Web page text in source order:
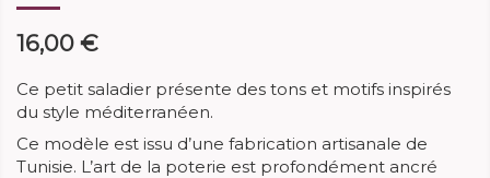
16,00 €
Ce petit saladier présente des tons et motifs inspirés
du style méditerranéen.
Ce modèle est issu d’une fabrication artisanale de
Tunisie. L’art de la poterie est profondément ancré